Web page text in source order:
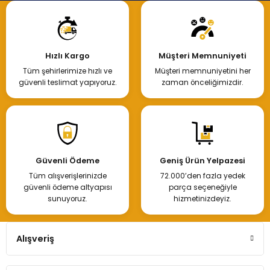
Hızlı Kargo
Tüm şehirlerimize hızlı ve
güvenli teslimat yapıyoruz.
Müşteri Memnuniyeti
Müşteri memnuniyetini her
zaman önceliğimizdir.
Güvenli Ödeme
Tüm alışverişlerinizde
güvenli ödeme altyapısı
sunuyoruz.
Geniş Ürün Yelpazesi
72.000’den fazla yedek
parça seçeneğiyle
hizmetinizdeyiz.
Alışveriş